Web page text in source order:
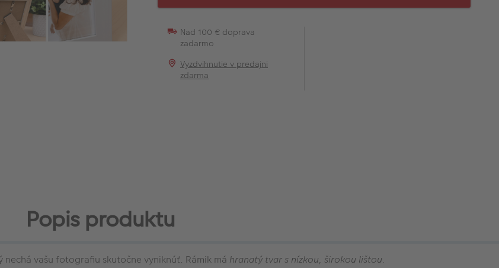
Nad 100 € doprava
zadarmo
Vyzdvihnutie v predajni
zdarma
Popis produktu
vašu fotografiu skutočne vyniknúť. Rámik má hranatý tvar s nízkou, širokou lištou.